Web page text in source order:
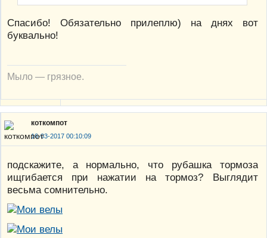
Спасибо! Обязательно прилеплю) на днях вот
буквально!
Мыло — грязное.
коткомпот
16-03-2017 00:10:09
подскажите, а нормально, что рубашка тормоза
ищгибается при нажатии на тормоз? Выглядит
весьма сомнительно.